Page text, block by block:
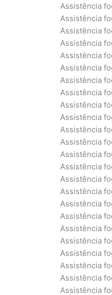
Assistência
Assistência
Assistência
Assistência
Assistência
Assistência
Assistência
Assistência
Assistência
Assistência
Assistência
Assistência
Assistência
Assistência
Assistência
Assistência
Assistência
Assistência
Assistência
Assistência
Assistência
Assistência
Assistência
Assistência